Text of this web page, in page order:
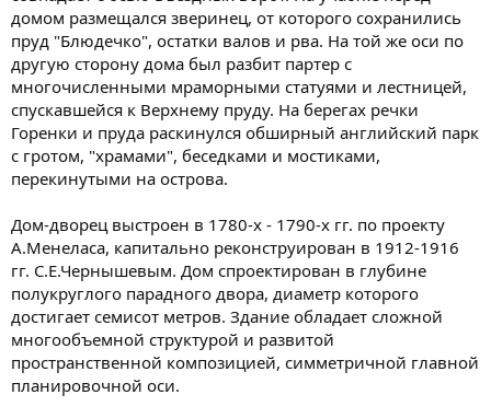
домом размещался зверинец, от которого сохранились
пруд "Блюдечко", остатки валов и рва. На той же оси по
другую сторону дома был разбит партер с
многочисленными мраморными статуями и лестницей,
спускавшейся к Верхнему пруду. На берегах речки
Горенки и пруда раскинулся обширный английский парк
с гротом, "храмами", беседками и мостиками,
перекинутыми на острова.
Дом-дворец выстроен в 1780-х - 1790-х гг. по проекту
А.Менеласа, капитально реконструирован в 1912-1916
гг. С.Е.Чернышевым. Дом спроектирован в глубине
полукруглого парадного двора, диаметр которого
достигает семисот метров. Здание обладает сложной
многообъемной структурой и развитой
пространственной композицией, симметричной главной
планировочной оси.